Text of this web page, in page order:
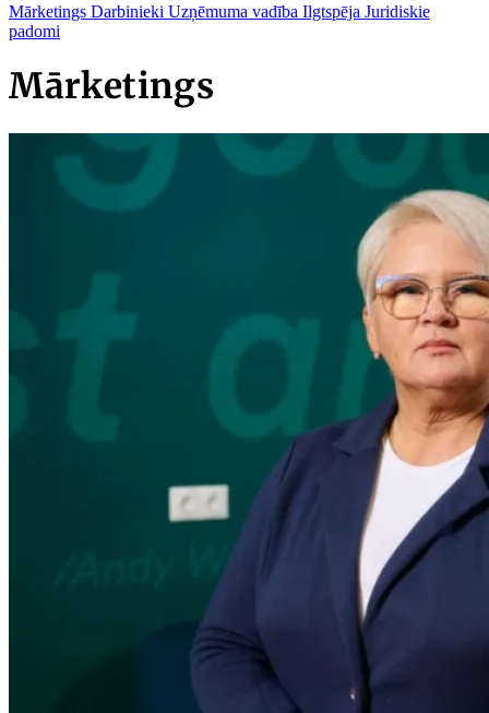
Mārketings Darbinieki Uzņēmuma vadība Ilgtspēja Juridiskie
padomi
Mārketings